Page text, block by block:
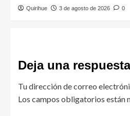
Quirihue 3 de agosto de 2026 0
Deja una respuesta
Tu dirección de correo
Los campos obligatorios están